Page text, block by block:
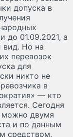
допуска в
до 01.09.2021, а
вид. Но на
перевозок
для
никто не
в
— кто
Сегодня
можно двумя
и по данным
средством,